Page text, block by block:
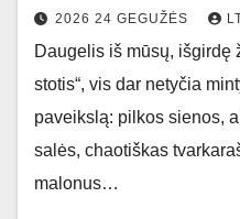
2026 24 GEGUŽĖS
Daugelis iš mūsų, išgirdę
stotis“, vis dar netyčia
paveikslą: pilkos sienos,
salės, chaotiškas
malonus…